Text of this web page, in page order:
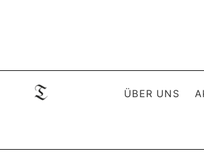
ÜBER UNS